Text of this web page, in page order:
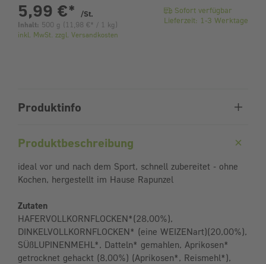
5,99 €* /St.
Inhalt: 500 g ( 11,98 € * / 1 kg)
inkl. MwSt. zzgl. Versandkosten
Sofort verfügbar
Lieferzeit: 1-3 Werktage
Produktinfo
Produktbeschreibung
ideal vor und nach dem Sport, schnell zubereitet - ohne
Kochen, hergestellt im Hause Rapunzel
Zutaten
HAFERVOLLKORNFLOCKEN*(28,00%),
DINKELVOLLKORNFLOCKEN* (eine WEIZENart)(20,00%),
SÜßLUPINENMEHL*, Datteln* gemahlen, Aprikosen*
getrocknet gehackt (8,00%) (Aprikosen*, Reismehl*),